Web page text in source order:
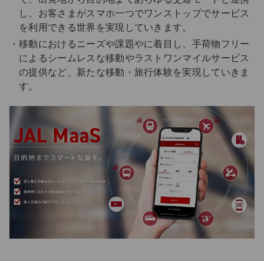
し、お客さまがスマホ一つでワンストップでサービス
を利用できる世界を実現していきます。
移動におけるニーズや課題やに着目し、手荷物フリー
によるシームレスな移動やラストワンマイルサービス
の提供など、新たな移動・旅行体験を実現していきま
す。